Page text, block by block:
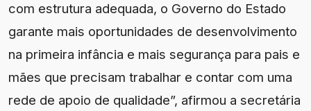
com estrutura adequada, o Governo do Estado
garante mais oportunidades de desenvolvimento
na primeira infância e mais segurança para pais e
mães que precisam trabalhar e contar com uma
rede de apoio de qualidade”, afirmou a secretária